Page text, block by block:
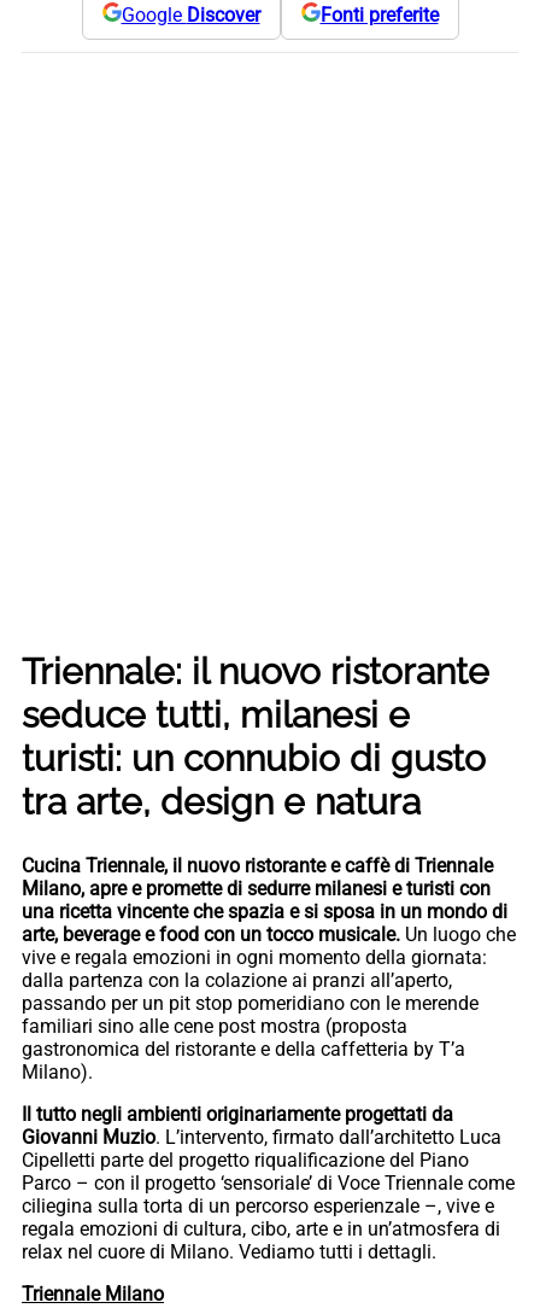
Google Discover Fonti preferite
Triennale: il nuovo ristorante
seduce tutti, milanesi e
turisti: un connubio di gusto
tra arte, design e natura
Cucina Triennale, il nuovo ristorante e caffè di Triennale
Milano, apre e promette di sedurre milanesi e turisti con
una ricetta vincente che spazia e si sposa in un mondo di
arte, beverage e food con un tocco musicale. Un luogo che
vive e regala emozioni in ogni momento della giornata:
dalla partenza con la colazione ai pranzi all’aperto,
passando per un pit stop pomeridiano con le merende
familiari sino alle cene post mostra (proposta
gastronomica del ristorante e della caffetteria by T’a
Milano).
Il tutto negli ambienti originariamente progettati da
Giovanni Muzio. L’intervento, firmato dall’architetto Luca
Cipelletti parte del progetto riqualificazione del Piano
Parco – con il progetto ‘sensoriale’ di Voce Triennale come
ciliegina sulla torta di un percorso esperienzale –, vive e
regala emozioni di cultura, cibo, arte e in un’atmosfera di
relax nel cuore di Milano. Vediamo tutti i dettagli.
Triennale Milano